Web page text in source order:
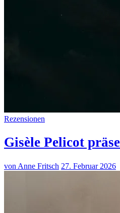
Rezensionen
Gisèle Pelicot
von Anne Fritsch 27. Februar 2026